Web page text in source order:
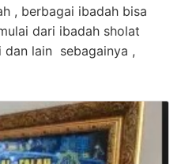
, berbagai ibadah bisa
dari ibadah sholat
dan lain sebagainya ,